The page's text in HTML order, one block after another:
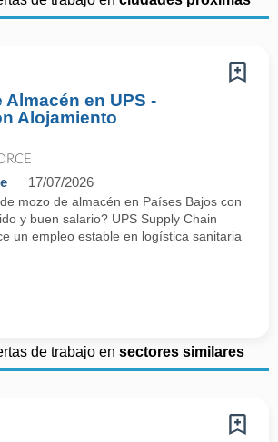
Almacén en UPS -
Alojamiento
17/07/2026
mozo de almacén en Países Bajos con
y buen salario? UPS Supply Chain
un empleo estable en logística sanitaria
de trabajo en sectores similares